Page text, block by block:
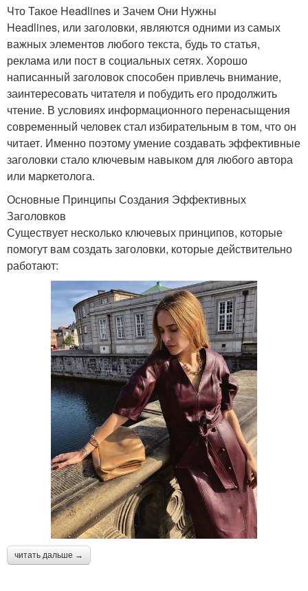
Что Такое Headlines и Зачем Они Нужны
Headlines, или заголовки, являются одними из самых
важных элементов любого текста, будь то статья,
реклама или пост в социальных сетях. Хорошо
написанный заголовок способен привлечь внимание,
заинтересовать читателя и побудить его продолжить
чтение. В условиях информационного перенасыщения
современный человек стал избирательным в том, что он
читает. Именно поэтому умение создавать эффективные
заголовки стало ключевым навыком для любого автора
или маркетолога.
Основные Принципы Создания Эффективных
Заголовков
Существует несколько ключевых принципов, которые
помогут вам создать заголовки, которые действительно
работают:
читать дальше →